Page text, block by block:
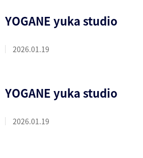
YOGANE yuka studio
2026.01.19
YOGANE yuka studio
2026.01.19